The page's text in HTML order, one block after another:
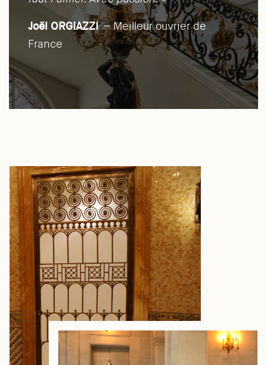
Joël ORGIAZZI– Meilleur ouvrier de
France